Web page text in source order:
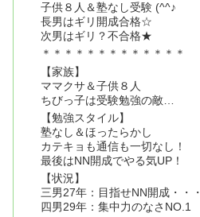
子供８人＆塾なし受験 (^^♪
長男はギリ開成合格☆
次男はギリ？不合格★
＊＊＊＊＊＊＊＊＊＊＊＊＊
【家族】
ママクサ＆子供８人
ちびっ子は受験勉強の敵…
【勉強スタイル】
塾なし＆ほったらかし
カテキョも通信も一切なし！
最後はNN開成でやる気UP！
【状況】
三男27年：目指せNN開成・・・
四男29年：集中力のなさNO.1